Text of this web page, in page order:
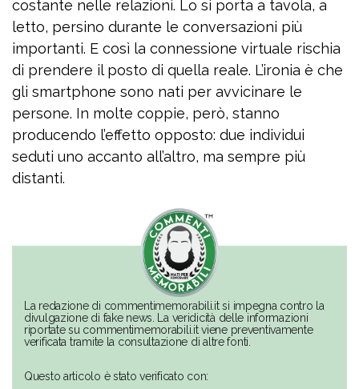
costante nelle relazioni. Lo si porta a tavola, a
letto, persino durante le conversazioni più
importanti. E così la connessione virtuale rischia
di prendere il posto di quella reale. L’ironia è che
gli smartphone sono nati per avvicinare le
persone. In molte coppie, però, stanno
producendo l’effetto opposto: due individui
seduti uno accanto all’altro, ma sempre più
distanti.
La redazione di commentimemorabili.it si impegna contro la
divulgazione di fake news. La veridicità delle informazioni
riportate su commentimemorabili.it viene preventivamente
verificata tramite la consultazione di altre fonti.
Questo articolo è stato verificato con: